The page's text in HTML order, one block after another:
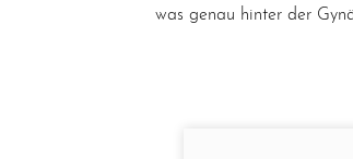
was genau hinter der